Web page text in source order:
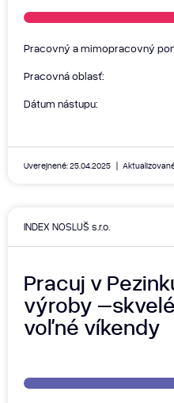
Pracovný a mimopracovný
Pracovná oblasť:
Dátum nástupu:
Uverejnené: 25.04.2025
INDEX NOSLUŠ s.r.o.
Pracuj v
výroby
voľné víkendy